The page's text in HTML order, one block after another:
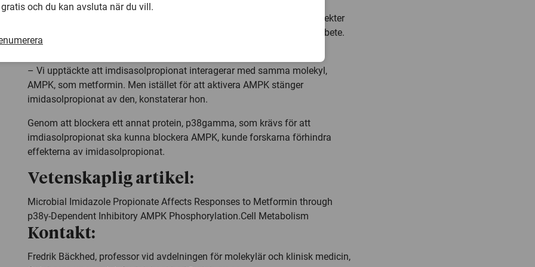
Hur imidasolpropionat förhindrar metformins blodsockerreglerande effekter
har undersökts genom noggrant molekylärbiologiskt och biokemiskt arbete.
Ara Koh är studiens förstaförfattare:
– Vi upptäckte att imdisasolpropionat interagerar med samma molekyl,
AMPK, som metformin. Men istället för att aktivera AMPK stänger
imidasolpropionat av den, konstaterar hon.
Genom att blockera ett annat protein, p38gamma, som krävs för att
imdiasolpropionat ska kunna blockera AMPK, kunde forskarna förhindra
effekterna av imidasolpropionat.
Vetenskaplig artikel:
Microbial Imidazole Propionate Affects Responses to Metformin through
p38γ-Dependent Inhibitory AMPK Phosphorylation.Cell Metabolism
Kontakt:
Fredrik Bäckhed, professor vid avdelningen för molekylär och klinisk medicin,
gratis och du kan avsluta när du vill.